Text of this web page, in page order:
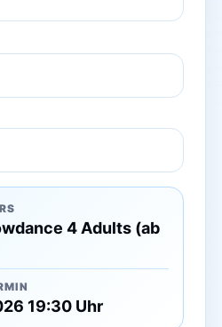
4 Adults (ab
19:30 Uhr